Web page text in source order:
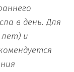
в день. Для
лет) и
я